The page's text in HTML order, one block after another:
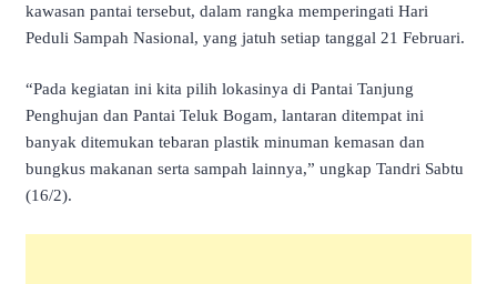
kawasan pantai tersebut, dalam rangka memperingati Hari
Peduli Sampah Nasional, yang jatuh setiap tanggal 21 Februari.
“Pada kegiatan ini kita pilih lokasinya di Pantai Tanjung
Penghujan dan Pantai Teluk Bogam, lantaran ditempat ini
banyak ditemukan tebaran plastik minuman kemasan dan
bungkus makanan serta sampah lainnya,” ungkap Tandri Sabtu
(16/2).